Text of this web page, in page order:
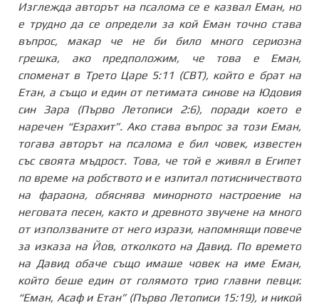
Изглежда авторът на псалома се е казвал Еман, но
е трудно да се определи за кой Еман точно става
въпрос, макар че не би било много сериозна
грешка, ако предположим, че това е Еман,
споменат в Трето Царе 5:11 (СВТ), който е брат на
Етан, а също и един от петимата синове на Юдовия
син Зара (Първо Летописи 2:6), поради което е
наречен “Езрахит”. Ако става въпрос за този Еман,
тогава авторът на псалома е бил човек, известен
със своята мъдрост. Това, че той е живял в Египет
по време на робството и е изпитал потисничеството
на фараона, обяснява минорното настроение на
неговата песен, както и древното звучене на много
от използваните от него изрази, напомнящи повече
за изказа на Йов, отколкото на Давид. По времето
на Давид обаче също имаше човек на име Еман,
който беше един от голямото трио главни певци:
“Еман, Асаф и Етан” (Първо Летописи 15:19), и никой